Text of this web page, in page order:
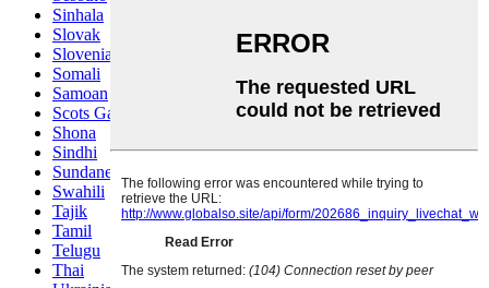
Sinhala
Slovak
Slovenian
Somali
Samoan
Scots Gaelic
Shona
Sindhi
Sundanese
Swahili
Tajik
Tamil
Telugu
Thai